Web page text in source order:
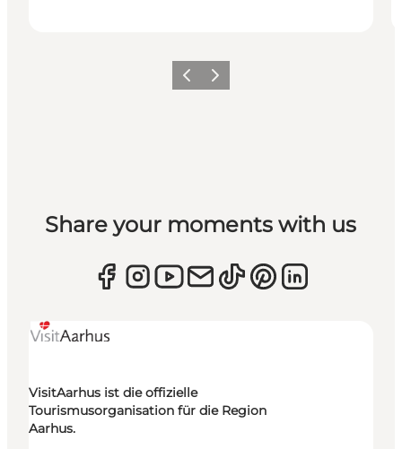
ZurückWeiter
Share your moments with us
VisitAarhus ist die offizielle
Tourismusorganisation für die Region
Aarhus.